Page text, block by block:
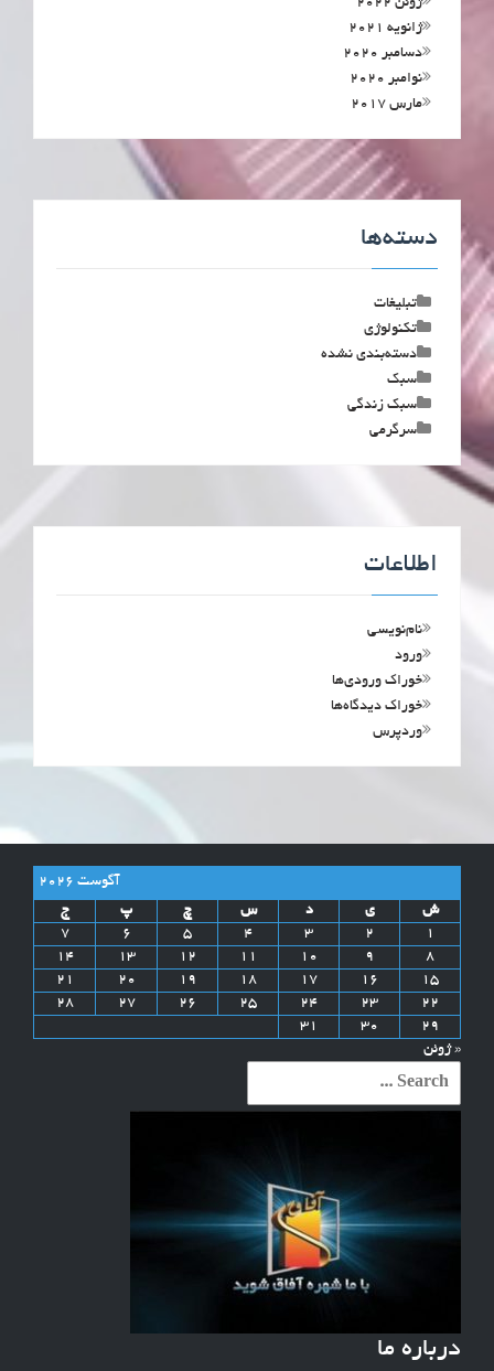
ژوئن 2022
ژانویه 2021
دسامبر 2020
نوامبر 2020
مارس 2017
دسته‌ها
تبلیغات
تکنولوژی
دسته‌بندی نشده
سبک
سبک زندگی
سرگرمی
اطلاعات
نام‌نویسی
ورود
خوراک ورودی‌ها
خوراک دیدگاه‌ها
وردپرس
آگوست 2026
ش
ی د س چ پ
ج
1
2
3
4
5
6
7
8
9
10
11
12
13
14
15
16
17
18
19
20
21
22
23
24
25
26
27
28
29
30
31
« ژوئن
Search
درباره ما